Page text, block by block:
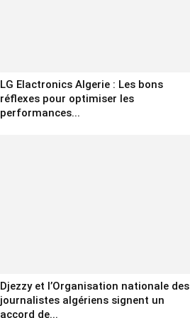
LG Elactronics Algerie : Les bons
réflexes pour optimiser les
performances...
Djezzy et l’Organisation nationale des
journalistes algériens signent un
accord de...